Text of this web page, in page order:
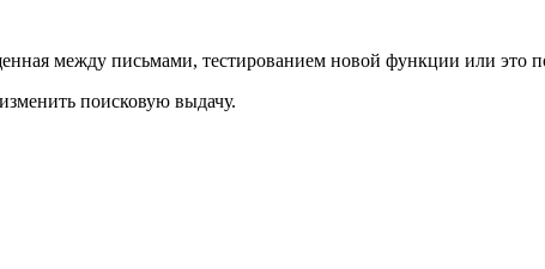
между письмами, тестированием новой функции или это
поисковую выдачу.